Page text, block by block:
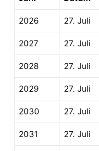
2026 27. Juli
2027 27. Juli
2028 27. Juli
2029 27. Juli
2030 27. Juli
2031 27. Juli